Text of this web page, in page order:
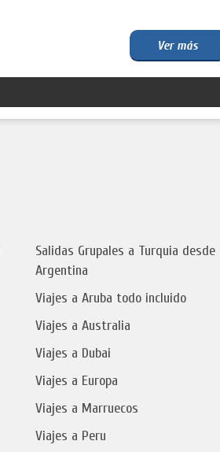
Ver más
Salidas Grupales a Turquia desde
Argentina
Viajes a Aruba todo incluido
Viajes a Australia
Viajes a Dubai
Viajes a Europa
Viajes a Marruecos
Viajes a Peru